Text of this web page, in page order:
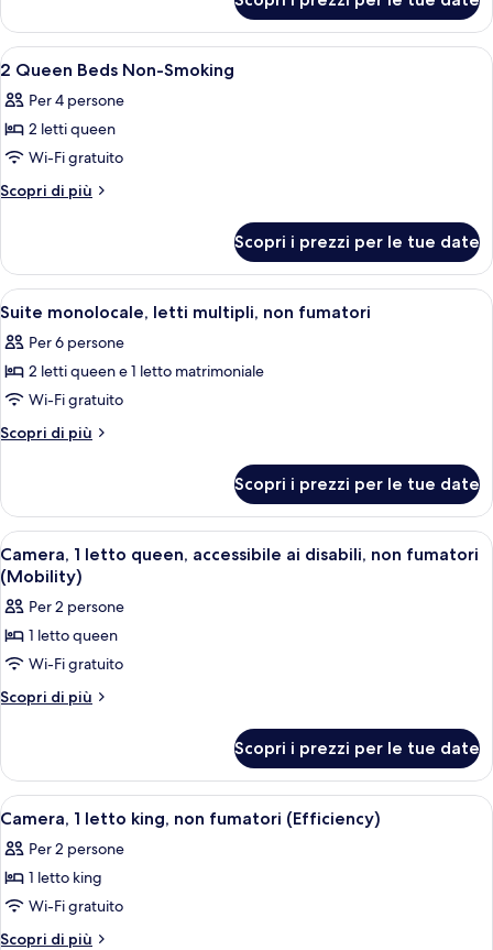
Non-
Smoking
Double
Beds
Non-
Apri
tutte
le
foto
per
2
Non-
Smoking
Una camera d'albergo con due letti,
5
2 Queen Beds Non-Smoking
Per 4 persone
2 letti queen
Wi-Fi gratuito
Scopri di più
Altri
Queen
Beds
Non-
Scopri i prezzi per le tue date
Apri
tutte
le
foto
per
Suite
multipli,
non
fumatori
Camera d'albergo con due letti, una
4
Suite monolocale, letti multipli, non fumatori
Per 6 persone
2 letti queen e 1 letto matrimoniale
Wi-Fi gratuito
Scopri di più
Altri
monolocale,
letti
multipli,
non
fumatori
Scopri i prezzi per le tue date
Apri
tutte
le
foto
per
Camera,
1
accessibile
ai
disabili,
non
fumatori
(Mobility)
Una camera d'albergo con un letto
4
Camera, 1 letto queen, accessibile ai disabili, non fumatori
(Mobility)
Per 2 persone
1 letto queen
Wi-Fi gratuito
Scopri di più
Altri
1
letto
queen,
ai
disabili,
fumatori
(Mobility)
Scopri i prezzi per le tue date
Apri
tutte
le
foto
per
Camera,
Una camera d'albergo con un letto
5
Camera, 1 letto king, non fumatori (Efficiency)
Per 2 persone
1 letto king
Wi-Fi gratuito
Scopri di più
Altri